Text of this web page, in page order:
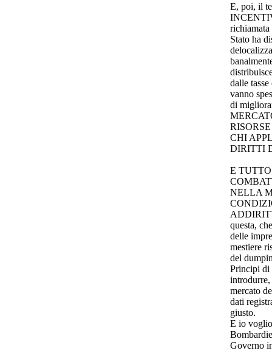
E, poi, il
Stato ha
dalle
vanno
di
CHI
DIRITTI
E
NELLA
questa,
delle
mestiere
del
Principi di
introdurre,
mercato
dati
giusto.
E io
Governo